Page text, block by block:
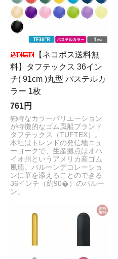
【ネコポス送料無
料】タフテックス 36イン
チ( 91cm )丸型 パステルカ
ラー 1枚
761円
独特なカラーバリエーション
が特徴的なゴム風船ブランド
タフテックス（TUFTEX）。
本社はトレンドの発信地ニュ
ーヨークで、生産拠点はオハ
イオ州というアメリカ産ゴム
風船。バルーンデコレーショ
ンに華を添えることのできる
36インチ（約90�）のバルー
ン。